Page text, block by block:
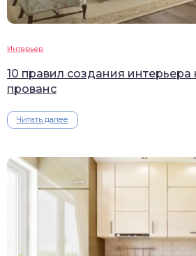
Интерьер
10 правил создания интерьера
прованс
Читать далее